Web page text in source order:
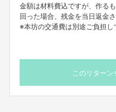
りつけ、流しそうめんや竹細工教室な
金額は材料費込ですが、作る
回った場合、残金を当日返金
※本坊の交通費は別途ご負担し
このリターン